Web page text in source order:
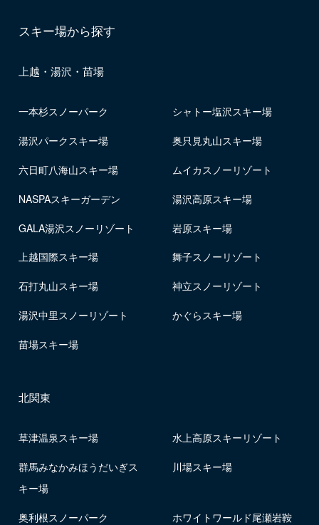
スキー場から探す
上越・湯沢・苗場
一本杉スノーパーク シャトー塩沢スキー場
湯沢パークスキー場 奥只見丸山スキー場
六日町八海山スキー場 ムイカスノーリゾート
NASPAスキーガーデン 湯沢高原スキー場
GALA湯沢スノーリゾート 岩原スキー場
上越国際スキー場 舞子スノーリゾート
石打丸山スキー場 神立スノーリゾート
湯沢中里スノーリゾート かぐらスキー場
苗場スキー場
北関東
草津温泉スキー場 水上高原スキーリゾート
群馬みなかみほうだいぎス
キー場
川場スキー場
奥利根スノーパーク ホワイトワールド尾瀬岩鞍